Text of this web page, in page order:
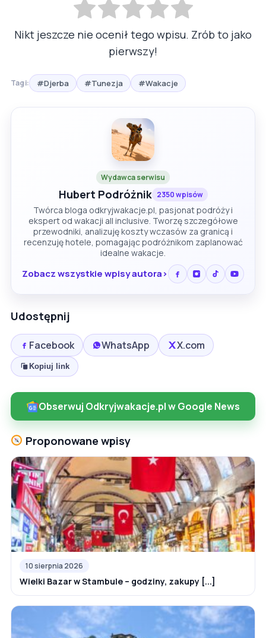
Nikt jeszcze nie ocenił tego wpisu. Zrób to jako
pierwszy!
Tagi: #Djerba #Tunezja #Wakacje
Wydawca serwisu
Hubert Podróżnik 2350 wpisów
Twórca bloga odkryjwakacje.pl, pasjonat podróży i
ekspert od wakacji all inclusive. Tworzę szczegółowe
przewodniki, analizuję koszty wczasów za granicą i
recenzuję hotele, pomagając podróżnikom zaplanować
idealne wakacje.
Zobacz wszystkie wpisy autora
Udostępnij
Facebook WhatsApp X.com
Kopiuj link
Obserwuj Odkryjwakacje.pl w Google News
Proponowane wpisy
10 sierpnia 2026
Wielki Bazar w Stambule – godziny, zakupy [...]